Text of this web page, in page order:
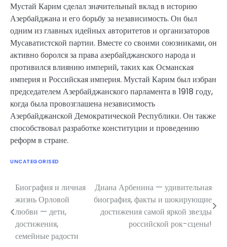
Мустай Карим сделал значительный вклад в историю
Азербайджана и его борьбу за независимость. Он был
одним из главных идейных авторитетов и организаторов
Мусаватистской партии. Вместе со своими союзниками, он
активно боролся за права азербайджанского народа и
противился влиянию империй, таких как Османская
империя и Российская империя. Мустай Карим был избран
председателем Азербайджанского парламента в 1918 году,
когда была провозглашена независимость
Азербайджанской Демократической Республики. Он также
способствовал разработке конституции и проведению
реформ в стране.
UNCATEGORISED
Навигация
по
записям
Биография и личная
жизнь Орловой
любви — дети,
достижения,
семейные радости
Диана Арбенина — удивительная
биография, факты и шокирующие
достижения самой яркой звезды
российской рок-сцены!